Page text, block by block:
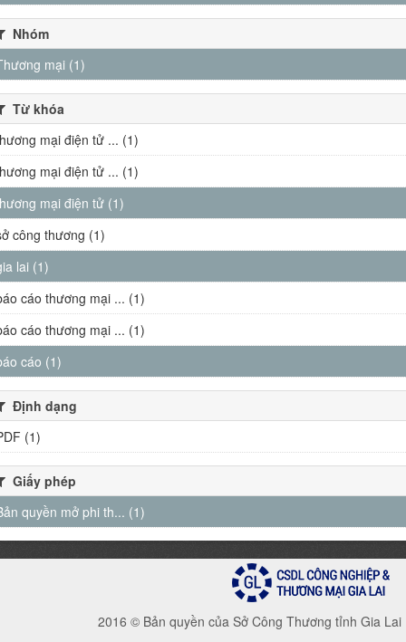
Nhóm
mại (1)
Từ khóa
mại điện tử ... (1)
mại điện tử ... (1)
mại điện tử (1)
công thương (1)
lai (1)
cáo thương mại ... (1)
cáo thương mại ... (1)
cáo (1)
Định dạng
(1)
Giấy phép
quyền mở phi th... (1)
2016 © Bản quyền của Sở Công Thương tỉnh Gia Lai